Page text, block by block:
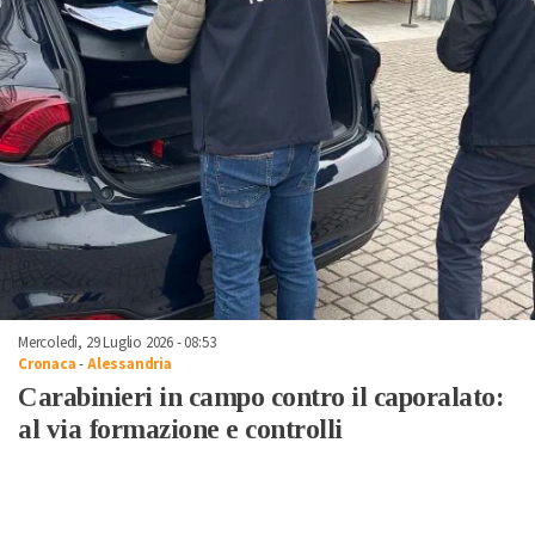
Mercoledì, 29 Luglio 2026 - 08:53
Cronaca-Alessandria
Carabinieri in campo contro il caporalato:
al via formazione e controlli